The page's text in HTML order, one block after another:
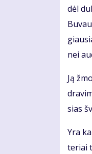
dėl
nei
Ją
sias
Yra
te­riai